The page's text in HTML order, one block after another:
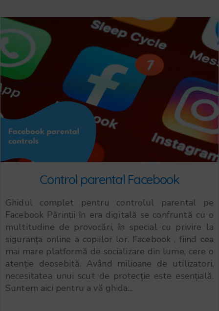
Control parental Facebook
Ghidul complet pentru controlul parental pe
Facebook Părinții în era digitală se confruntă cu o
multitudine de provocări, în special cu privire la
siguranța online a copiilor lor. Facebook , fiind cea
mai mare platformă de socializare din lume, cere o
atenție deosebită. Având milioane de utilizatori,
necesitatea unui scut de protecție este esențială.
Suntem aici pentru a vă ghida...